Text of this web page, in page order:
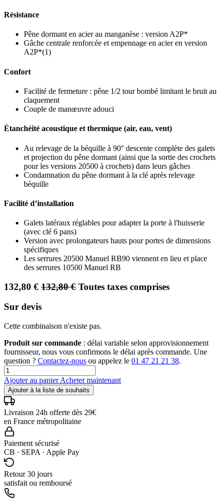
Résistance
Pêne dormant en acier au manganèse : version A2P*
Gâche centrale renforcée et empennage en acier en version
A2P*(1)
Confort
Facilité de fermeture : pêne 1/2 tour bombé limitant le bruit au
claquement
Couple de manœuvre adouci
Étanchéité acoustique et thermique (air, eau, vent)
Au relevage de la béquille à 90° descente complète des galets
et projection du pêne dormant (ainsi que la sortie des crochets
pour les versions 20500 à crochets) dans leurs gâches
Condamnation du pêne dormant à la clé après relevage
béquille
Facilité d’installation
Galets latéraux réglables pour adapter la porte à l'huisserie
(avec clé 6 pans)
Version avec prolongateurs hauts pour portes de dimensions
spécifiques
Les serrures 20500 Manuel RB90 viennent en lieu et place
des serrures 10500 Manuel RB
132,80 € 132,80€ Toutes taxes comprises
Sur devis
Cette combinaison n'existe pas.
Produit sur commande : délai variable selon approvisionnement
fournisseur, nous vous confirmons le délai après commande. Une
question ? Contactez-nous ou appelez le 01 47 21 21 38.
Ajouter au panierAcheter maintenant
Ajouter à la liste de souhaits
Livraison 24h offerte dès 29€
en France métropolitaine
Paiement sécurisé
CB · SEPA · Apple Pay
Retour 30 jours
satisfait ou remboursé